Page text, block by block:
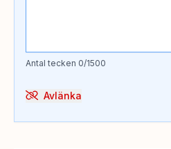
Antal tecken 0/1500
Avlänka